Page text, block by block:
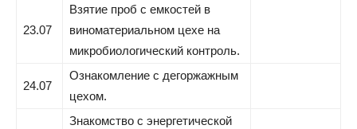
23.07
Взятие проб с емкостей в
виноматериальном цехе на
микробиологический контроль.
24.07
Ознакомление с дегоржажным
цехом.
Знакомство с энергетической